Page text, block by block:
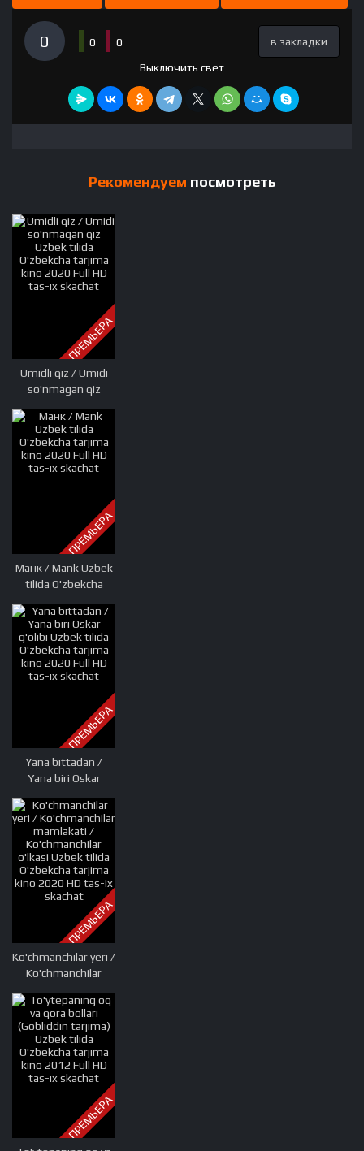
0 0 0 в закладки
Выключить свет
Рекомендуем посмотреть
ПРЕМЬЕРА
Umidli qiz / Umidi
so'nmagan qiz
O'zbekcha tarjima
kino 2020 Full HD
tas-ix skachat
ПРЕМЬЕРА
Манк / Mank Uzbek
tilida O'zbekcha
Full HD tas-ix
skachat
ПРЕМЬЕРА
Yana bittadan /
Yana biri Oskar
O'zbekcha tarjima
kino 2020 Full HD
tas-ix skachat
ПРЕМЬЕРА
Ko'chmanchilar yeri /
Ko'chmanchilar
Ko'chmanchilar
o'lkasi Uzbek tilida
O'zbekcha tarjima
kino 2020 HD tas-ix
skachat
ПРЕМЬЕРА